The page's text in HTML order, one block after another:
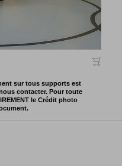
sur tous supports est
contacter. Pour toute
le Crédit photo